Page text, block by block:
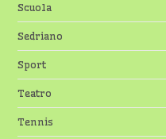
Scuola
Sedriano
Sport
Teatro
Tennis